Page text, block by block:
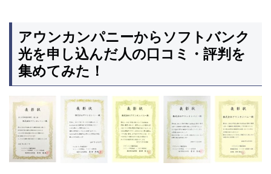
アウンカンパニーからソフトバンク
光を申し込んだ人の口コミ・評判を
集めてみた！